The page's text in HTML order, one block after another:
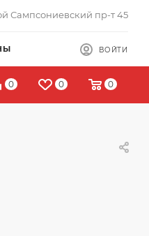
Сампсониевский пр-т 45
ВОЙТИ
0 0 0